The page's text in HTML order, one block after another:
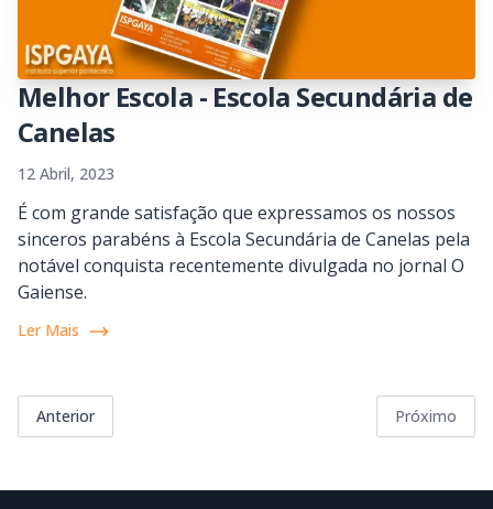
Melhor Escola - Escola Secundária de
Canelas
12 Abril, 2023
É com grande satisfação que expressamos os nossos
sinceros parabéns à Escola Secundária de Canelas pela
notável conquista recentemente divulgada no jornal O
Gaiense.
Ler Mais
Anterior Próximo